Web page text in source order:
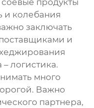
соевые продукты
и колебания
заключать
и
логистика.
много
Важно
партнера,